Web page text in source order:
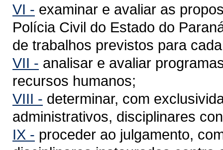
VI - examinar e avaliar as
Polícia Civil do Estado do
de trabalhos previstos para
VII - analisar e avaliar
recursos humanos;
VIII - determinar, com
administrativos, disciplinares
IX - proceder ao julgamento,